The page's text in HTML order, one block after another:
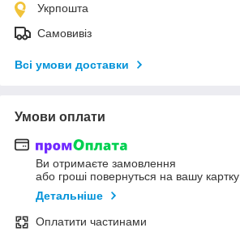
Укрпошта
Самовивіз
Всі умови доставки
Умови оплати
Ви отримаєте замовлення
або гроші повернуться на вашу картку
Детальніше
Оплатити частинами